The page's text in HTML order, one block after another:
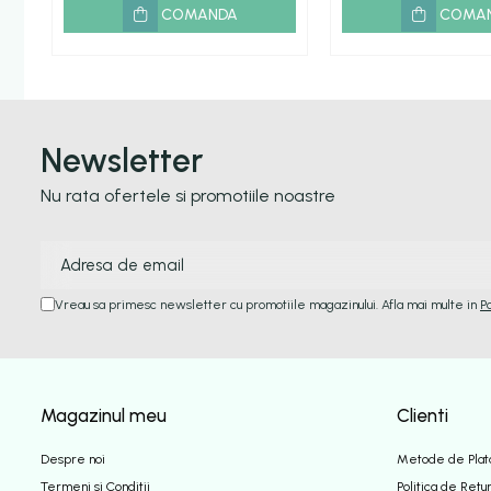
COMANDA
Newsletter
Nu rata ofertele si promotiile noastre
Vreau sa primesc newsletter cu promotiile magazinului. Afla mai multe in
Magazinul meu
Despre noi
Termeni si Conditii
Clienti
Metode de
Politica de Retur